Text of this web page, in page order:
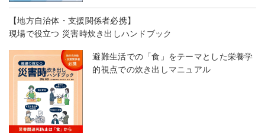
【地方自治体・支援関係者必携】
現場で役立つ 災害時炊き出しハンドブック
避難生活での「食」をテーマとした栄養学
的視点での炊き出しマニュアル